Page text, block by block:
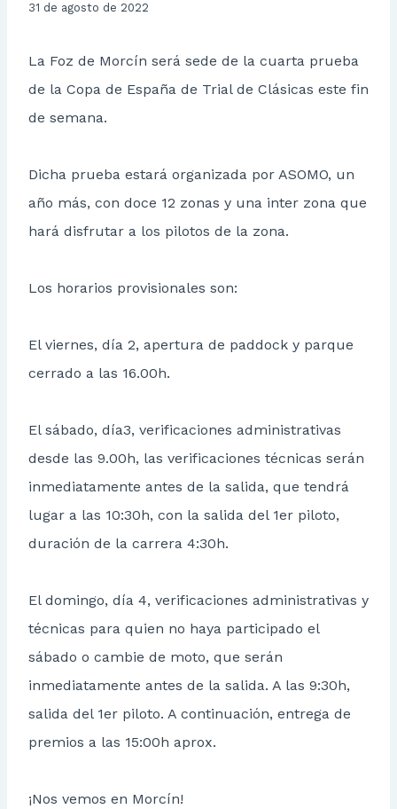
31 de agosto de 2022
La Foz de Morcín será sede de la cuarta prueba
de la Copa de España de Trial de Clásicas este fin
de semana.
Dicha prueba estará organizada por ASOMO, un
año más, con doce 12 zonas y una inter zona que
hará disfrutar a los pilotos de la zona.
Los horarios provisionales son:
El viernes, día 2, apertura de paddock y parque
cerrado a las 16.00h.
El sábado, día3, verificaciones administrativas
desde las 9.00h, las verificaciones técnicas serán
inmediatamente antes de la salida, que tendrá
lugar a las 10:30h, con la salida del 1er piloto,
duración de la carrera 4:30h.
El domingo, día 4, verificaciones administrativas y
técnicas para quien no haya participado el
sábado o cambie de moto, que serán
inmediatamente antes de la salida. A las 9:30h,
salida del 1er piloto. A continuación, entrega de
premios a las 15:00h aprox.
¡Nos vemos en Morcín!